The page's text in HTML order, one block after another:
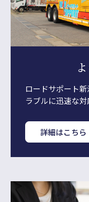
ロードサポート
ラブルに迅速な対
詳細はこちら